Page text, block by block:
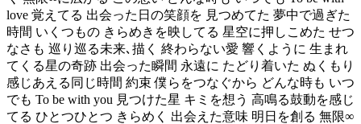
love 覚えてる 出会った日の笑顔を 見つめてた 夢中で過ぎた
時間 いくつもの きらめきを映してる 星空に押しこめた せつ
なさも 巡り巡る未来､描く 終わらない愛 響くように 生まれ
てくる星の奇跡 出会った瞬間 永遠に たどり着いた ぬくもり
感じあえる同じ時間 約束 僕らをつなぐから どんな時も いつ
でも To be with you 見つけた星 キミを想う 高鳴る鼓動を感じ
てる ひとつひとつ きらめく 出会えた意味 明日を創る 無限∞